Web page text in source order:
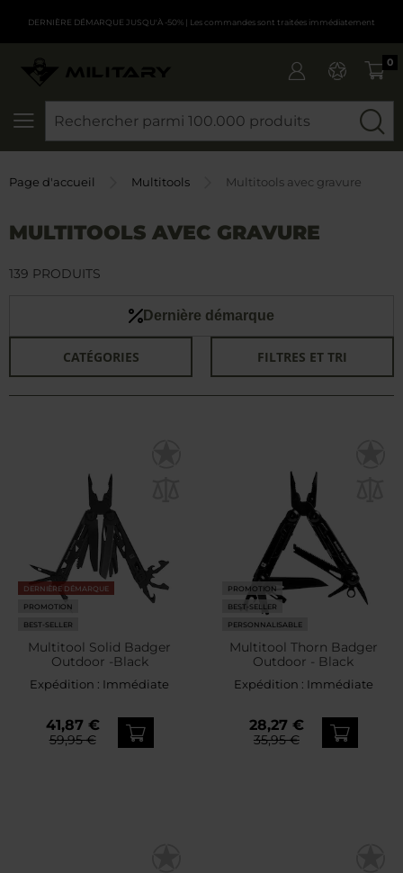
DERNIÈRE DÉMARQUE JUSQU'À -50% | Les commandes sont traitées immédiatement
0
Page d'accueil Multitools Multitools avec gravure
MULTITOOLS AVEC GRAVURE
Dernière démarque
CATÉGORIES FILTRES ET TRI
139 PRODUITS
DERNIÈRE DÉMARQUE
PROMOTION
BEST-SELLER
Multitool Solid Badger
Outdoor -Black
Expédition : Immédiate
41,87 €
59,95 €
PROMOTION
BEST-SELLER
PERSONNALISABLE
Multitool Thorn Badger
Outdoor - Black
Expédition : Immédiate
28,27 €
35,95 €